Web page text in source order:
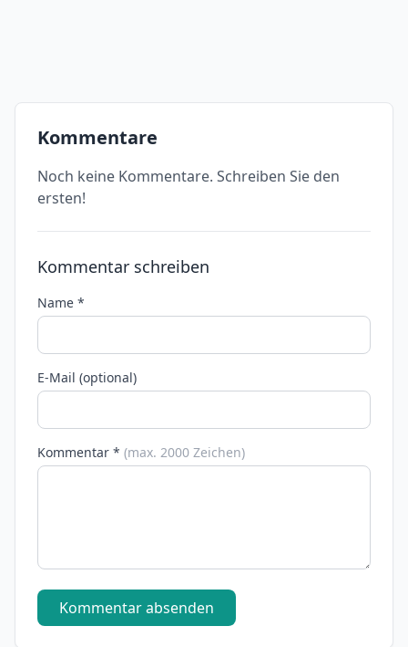
Kommentare
Noch keine Kommentare. Schreiben Sie den
ersten!
Kommentar schreiben
Name *
E-Mail (optional)
Kommentar * (max. 2000 Zeichen)
Kommentar absenden